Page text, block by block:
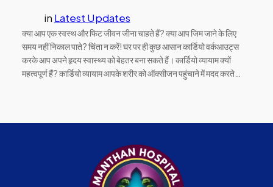
in Latest Updates
क्या आप एक स्वस्थ और फिट जीवन जीना चाहते हैं? क्या आप जिम जाने के लिए
समय नहीं निकाल पाते? चिंता न करें! घर पर ही कुछ आसान कार्डियो वर्कआउट्स
करके आप अपने हृदय स्वास्थ्य को बेहतर बना सकते हैं। कार्डियो व्यायाम क्यों
महत्वपूर्ण हैं? कार्डियो व्यायाम आपके शरीर को ऑक्सीजन पहुंचाने में मदद करते…